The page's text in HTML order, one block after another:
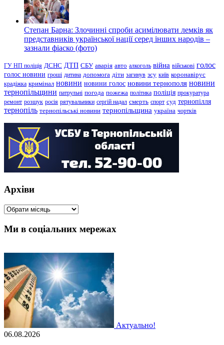
Степан Барна: Злочинні спроби асимілювати лемків як
представників української нації серед інших народів –
зазнали фіаско (фото)
ГУ НП поліція ДСНС ДТП СБУ аварія авто алкоголь війна військові голос
голос новини гроші дитина допомога діти загинув зсу київ коронавірус
крадіжка кримінал новини новини голос новини тернополя новини
тернопільщини патрульні погода пожежа політика поліція прокуратура
ремонт розшук росія рятувальники сергій надал смерть спорт суд тернопілля
тернопіль тернопільські новини тернопільщина україна чортків
Архіви
Архіви
Ми в соціальних мережах
Актуально!
06.08.2026